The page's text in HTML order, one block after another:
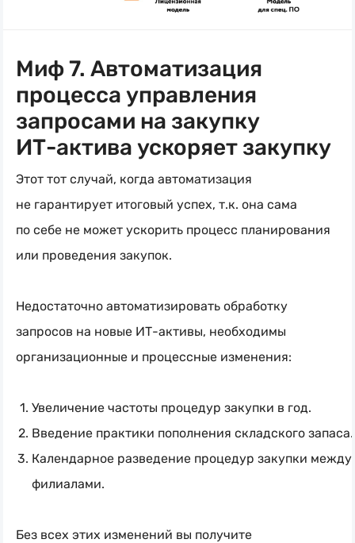
Миф 7. Автоматизация
процесса управления
запросами на закупку
ИТ-актива ускоряет закупку
Этот тот случай, когда автоматизация
не гарантирует итоговый успех, т.к. она сама
по себе не может ускорить процесс планирования
или проведения закупок.
Недостаточно автоматизировать обработку
запросов на новые ИТ-активы, необходимы
организационные и процессные изменения:
Увеличение частоты процедур закупки в год.
Введение практики пополнения складского запаса.
Календарное разведение процедур закупки между
филиалами.
Без всех этих изменений вы получите